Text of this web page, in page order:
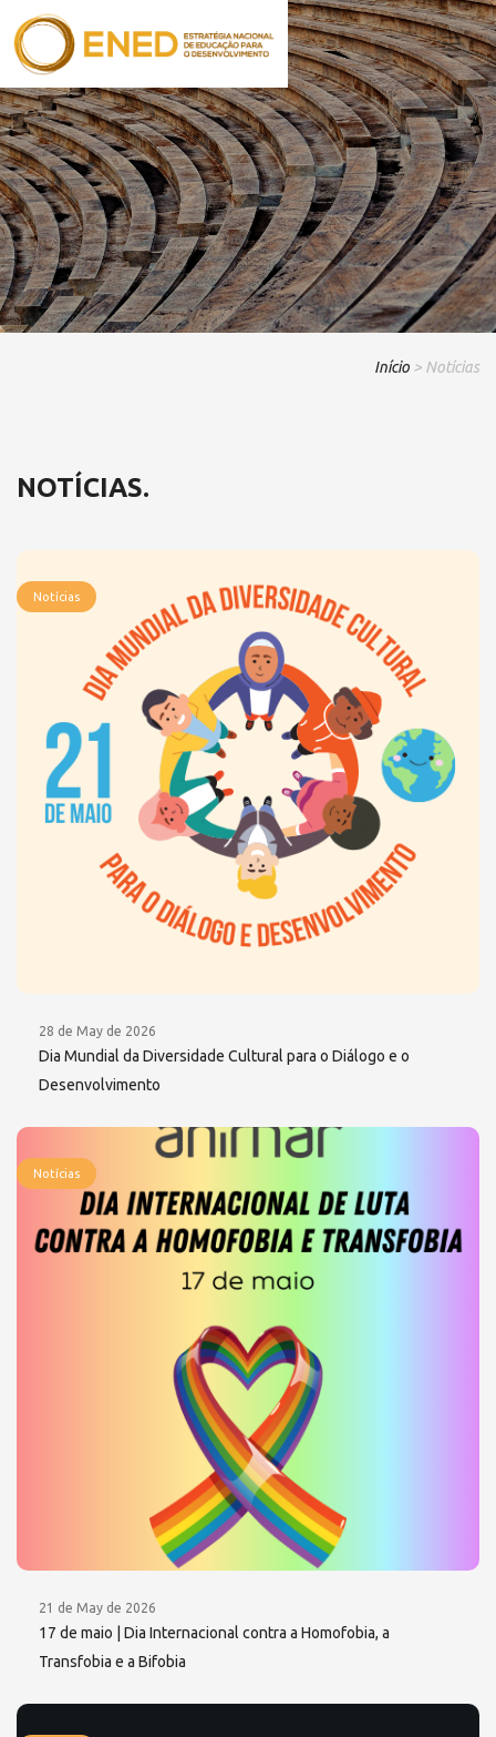
Início > Notícias
NOTÍCIAS.
Notícias
28 de May de 2026
Dia Mundial da Diversidade Cultural para o Diálogo e o
Desenvolvimento
Notícias
21 de May de 2026
17 de maio | Dia Internacional contra a Homofobia, a
Transfobia e a Bifobia